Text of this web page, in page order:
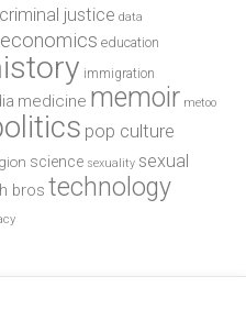
criminal justice data
economics education
immigration
medicine memoir metoo
pop culture
science sexuality sexual
bros technology